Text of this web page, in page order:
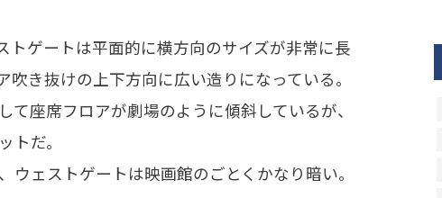
ゲートは平面的に横方向のサイズが非常に長
き抜けの上下方向に広い造りになっている。
座席フロアが劇場のように傾斜しているが、
トだ。
ェストゲートは映画館のごとくかなり暗い。